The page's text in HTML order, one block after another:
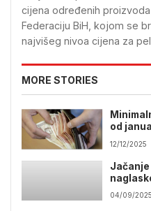
cijena određenih
Federaciju BiH, kojom se
najvišeg nivoa cijena za
MORE STORIES
od
12/12/2025
04/09/2025